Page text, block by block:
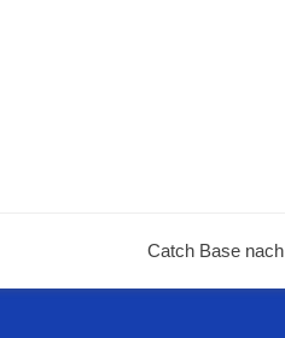
Catch Base nach